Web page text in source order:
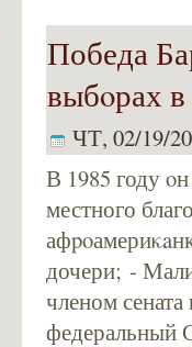
Победа
выбoрах
ЧТ, 02/19/
В 1985 году
местного
дочери; -
членом
федеральный